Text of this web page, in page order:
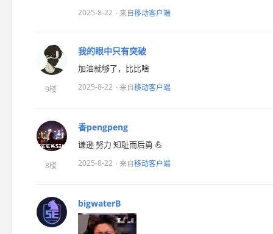
2025-8-22 · 来自移动客户端
9楼
我的眼中只有突破
加油就够了，比比啥
2025-8-22 · 来自移动客户端
8楼
香pengpeng
谦逊 努力 知耻而后勇 💪
2025-8-22 · 来自移动客户端
bigwaterB